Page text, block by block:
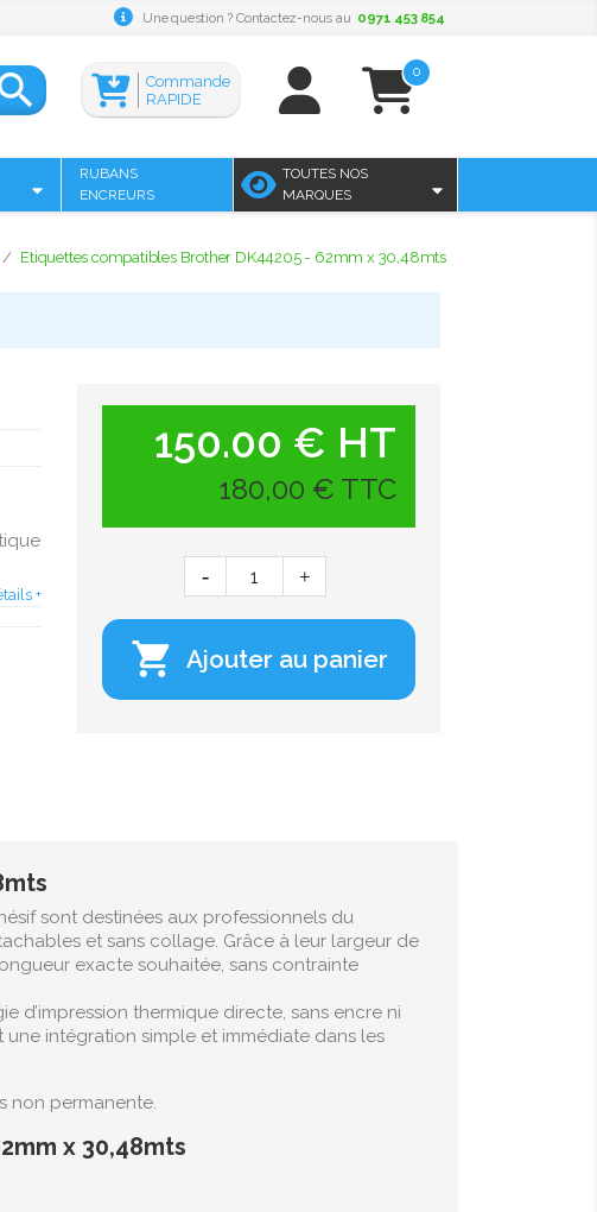
Une question ? Contactez-nous au 0971 453 854
0
Commande
RAPIDE
RUBANS
ENCREURS
TOUTES NOS
MARQUES
Etiquettes compatibles Brother DK44205 - 62mm x 30,48mts
+
150.00 € HT
180,00 € TTC
 Ajouter au panier
sont destinées aux professionnels du
et sans collage. Grâce à leur largeur de
exacte souhaitée, sans contrainte
thermique directe, sans encre ni
une intégration simple et immédiate dans les
non permanente.
x 30,48mts